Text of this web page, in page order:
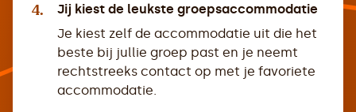
4.
Jij kiest de leukste groepsaccommodatie
Je kiest zelf de accommodatie uit die het
beste bij jullie groep past en je neemt
rechtstreeks contact op met je favoriete
accommodatie.